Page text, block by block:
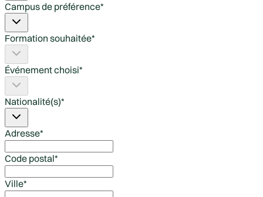
Campus de préférence*
Formation souhaitée*
Événement choisi*
Nationalité(s)*
Adresse*
Code postal*
Ville*